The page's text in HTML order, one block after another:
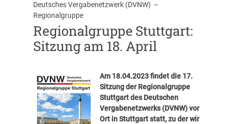
Deutsches Vergabenetzwerk (DVNW)
Regionalgruppe
Regionalgruppe Stuttgart:
Sitzung am 18. April
Am18.04.2023findet die 17.
Sitzung der Regionalgruppe
Stuttgartdes Deutschen
Vergabenetzwerks (DVNW) vor
Ort in Stuttgart statt, zu der wir